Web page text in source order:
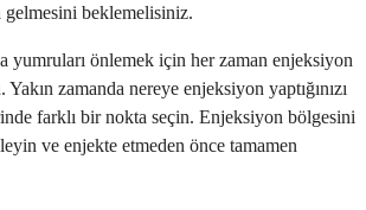
gelmesini beklemelisiniz.
yumruları önlemek için her zaman enjeksiyon
zamanda nereye enjeksiyon yaptığınızı
farklı bir nokta seçin. Enjeksiyon bölgesini
ve enjekte etmeden önce tamamen